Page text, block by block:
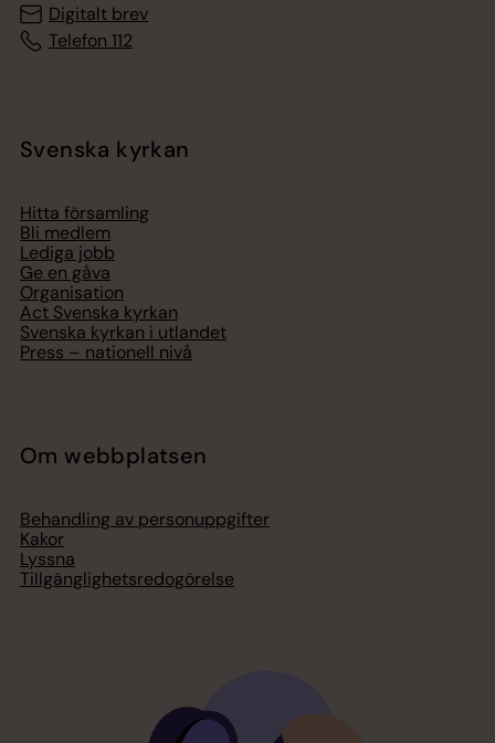
Digitalt brev
Telefon 112
Svenska kyrkan
Hitta församling
Bli medlem
Lediga jobb
Ge en gåva
Organisation
Act Svenska kyrkan
Svenska kyrkan i utlandet
Press – nationell nivå
Om webbplatsen
Behandling av personuppgifter
Kakor
Lyssna
Tillgänglighetsredogörelse